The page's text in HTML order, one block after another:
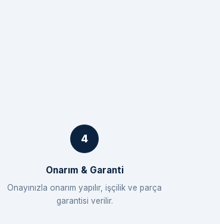
Onarım & Garanti
Onayınızla onarım yapılır, işçilik ve parça
garantisi verilir.